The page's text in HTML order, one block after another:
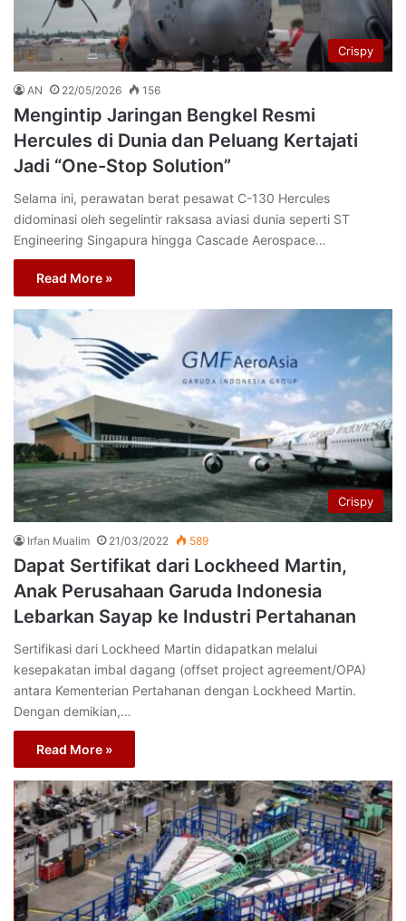
Crispy
AN 22/05/2026 156
Mengintip Jaringan Bengkel Resmi
Hercules di Dunia dan Peluang Kertajati
Jadi “One-Stop Solution”
Selama ini, perawatan berat pesawat C-130 Hercules
didominasi oleh segelintir raksasa aviasi dunia seperti ST
Engineering Singapura hingga Cascade Aerospace…
Read More »
Crispy
Irfan Mualim 21/03/2022 589
Dapat Sertifikat dari Lockheed Martin,
Anak Perusahaan Garuda Indonesia
Lebarkan Sayap ke Industri Pertahanan
Sertifikasi dari Lockheed Martin didapatkan melalui
kesepakatan imbal dagang (offset project agreement/OPA)
antara Kementerian Pertahanan dengan Lockheed Martin.
Dengan demikian,…
Read More »